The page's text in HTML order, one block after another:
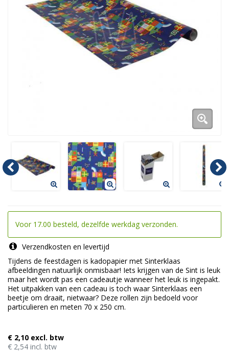
Duurzame verpakkingen
Bedrukte verpakkingen
Voor 17.00 besteld, dezelfde werkdag verzonden.
Verzendkosten en levertijd
Tijdens de feestdagen is kadopapier met Sinterklaas
afbeeldingen natuurlijk onmisbaar! Iets krijgen van de Sint is leuk
maar het wordt pas een cadeautje wanneer het leuk is ingepakt.
Het uitpakken van een cadeau is toch waar Sinterklaas een
beetje om draait, nietwaar? Deze rollen zijn bedoeld voor
particulieren en meten 70 x 250 cm.
€ 2,10 excl. btw
€ 2,54 incl. btw